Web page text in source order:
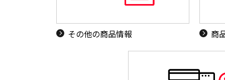
その他の商品情報 商